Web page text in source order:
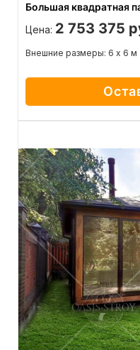
Большая квадратная
Цена: 2 753 375
Внешние размеры: 6 х 6 м